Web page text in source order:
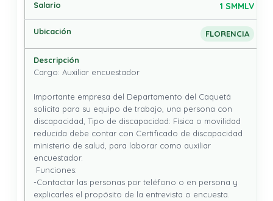
1 SMMLV
FLORENCIA
Cargo: Auxiliar encuestador
Importante empresa del Departamento del Caquetá
solicita para su equipo de trabajo, una persona con
discapacidad, Tipo de discapacidad: Física o movilidad
reducida debe contar con Certificado de discapacidad
ministerio de salud, para laborar como auxiliar
encuestador.
-Contactar las personas por teléfono o en persona y
explicarles el propósito de la entrevista o encuesta.